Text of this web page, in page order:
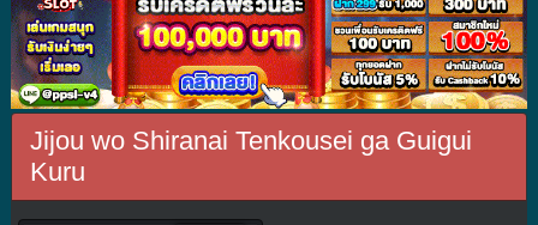
Jijou wo Shiranai Tenkousei ga Guigui
Kuru